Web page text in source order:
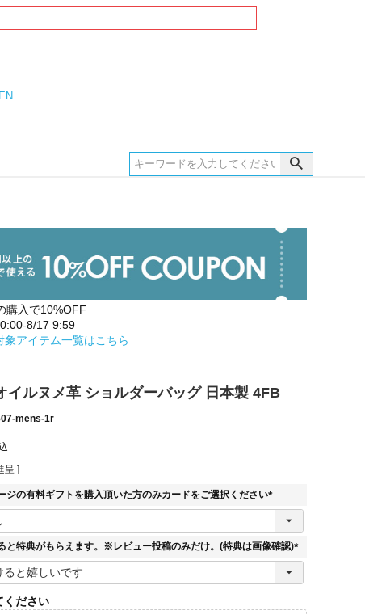
購入で10%OFF
8/17 9:59
象アイテム一覧はこちら
イルヌメ革 ショルダーバッグ 日本製 4FB
mens-1r
呈 ]
ジの有料ギフトを購入頂いた方のみカードをご選択ください
(
須
と特典がもらえます。※レビュー投稿のみだけ。(特典は画像確認)
(
)
ください